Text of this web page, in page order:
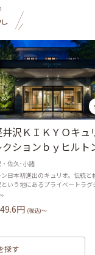
井沢ＫＩＫＹＯキュ
クションｂｙヒルト
佐久･小諸
ン日本初進出のキュリオ。伝統と
いう地にあるプライベートラグ
円 (税込)〜
探す